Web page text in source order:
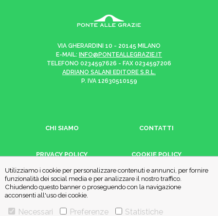
Utilizziamo i cookie per personalizzare contenuti e annunci, per fornire
funzionalità dei social media e per analizzare il nostro traffico.
Chiudendo questo banner o proseguendo con la navigazione
acconsenti all'uso dei cookie.
Necessari Preferenze Statistiche
VIA GHERARDINI 10 - 20145 MILANO
E-MAIL: INFO@PONTEALLEGRAZIE.IT
TELEFONO 0234597626 - FAX 0234597206
ADRIANO SALANI EDITORE S.R.L.
P. IVA 12630510159
CHI SIAMO CONTATTI
PRIVACY POLICY COOKIE POLICY
Una casa editrice delGruppo editoriale Mauri Spagnol